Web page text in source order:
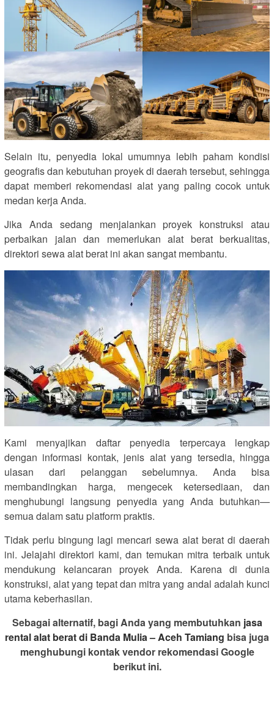
Selain itu, penyedia lokal umumnya lebih paham kondisi
geografis dan kebutuhan proyek di daerah tersebut, sehingga
dapat memberi rekomendasi alat yang paling cocok untuk
medan kerja Anda.
Jika Anda sedang menjalankan proyek konstruksi atau
perbaikan jalan dan memerlukan alat berat berkualitas,
direktori sewa alat berat ini akan sangat membantu.
Kami menyajikan daftar penyedia terpercaya lengkap
dengan informasi kontak, jenis alat yang tersedia, hingga
ulasan dari pelanggan sebelumnya. Anda bisa
membandingkan harga, mengecek ketersediaan, dan
menghubungi langsung penyedia yang Anda butuhkan—
semua dalam satu platform praktis.
Tidak perlu bingung lagi mencari sewa alat berat di daerah
ini. Jelajahi direktori kami, dan temukan mitra terbaik untuk
mendukung kelancaran proyek Anda. Karena di dunia
konstruksi, alat yang tepat dan mitra yang andal adalah kunci
utama keberhasilan.
Sebagai alternatif, bagi Anda yang membutuhkan jasa
rental alat berat di Banda Mulia – Aceh Tamiang bisa juga
menghubungi kontak vendor rekomendasi Google
berikut ini.